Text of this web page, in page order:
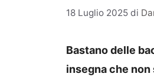
18 Luglio 2025 di
Bastano delle
insegna che